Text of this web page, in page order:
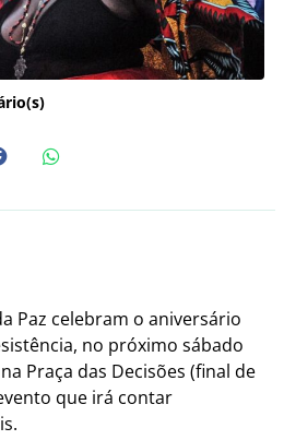
Paz celebram o aniversário
no próximo sábado
Praça das Decisões (final de
que irá contar